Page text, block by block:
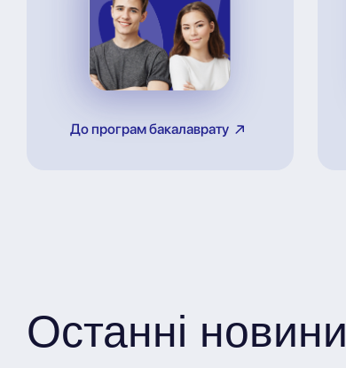
До програм бакалаврату
Останні новини